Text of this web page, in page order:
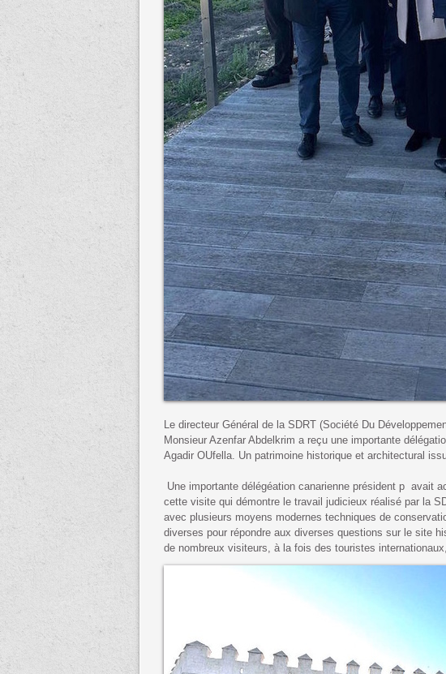
Le directeur Général de la SDRT (Société Du
Monsieur Azenfar Abdelkrim a reçu une importante
Agadir OUfella. Un patrimoine historique et architectural
Une importante délégéation canarienne président p avait
cette visite qui démontre le travail judicieux réalisé par la
avec plusieurs moyens modernes techniques de
diverses pour répondre aux diverses questions sur le site
de nombreux visiteurs, à la fois des touristes